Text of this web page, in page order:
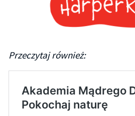
Przeczytaj również: